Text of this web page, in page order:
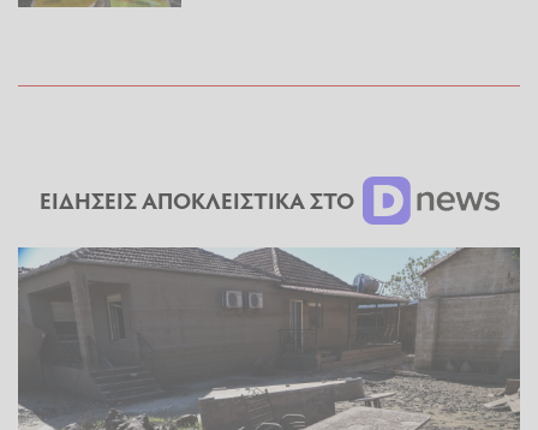
ΕΙΔΗΣΕΙΣ ΑΠΟΚΛΕΙΣΤΙΚΑ ΣΤΟ